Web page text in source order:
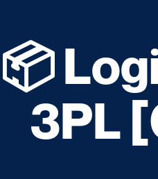
📦
3PL